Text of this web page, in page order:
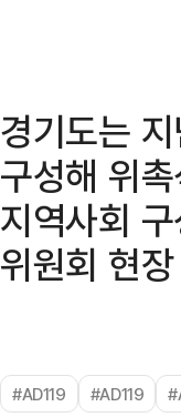
경기도는
구성해 위
지역사회
위원회 현
#AD119 #AD119